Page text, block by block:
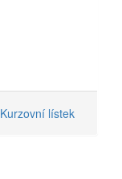
Kurzovní lístek